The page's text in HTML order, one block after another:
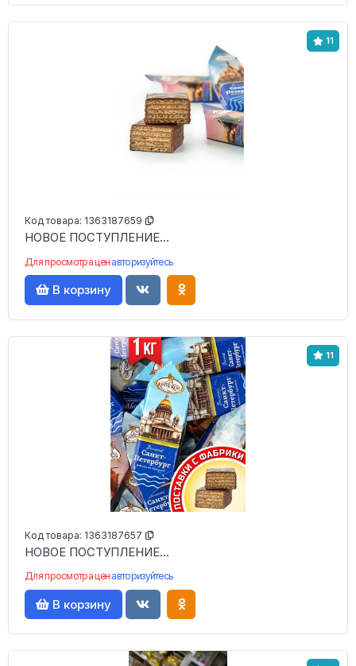
11
Код товара: 1363187659
НОВОЕ ПОСТУПЛЕНИЕ...
Для просмотра цен авторизуйтесь
В корзину
11
Код товара: 1363187657
НОВОЕ ПОСТУПЛЕНИЕ...
Для просмотра цен авторизуйтесь
В корзину